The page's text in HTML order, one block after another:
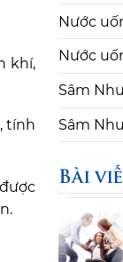
khí,
tính
Nước
Nước
Sâm
Sâm
Bài